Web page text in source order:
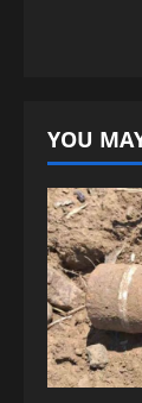
YOU